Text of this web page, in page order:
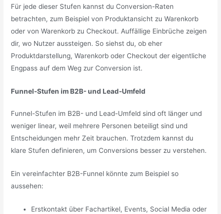
Für jede dieser Stufen kannst du Conversion-Raten
betrachten, zum Beispiel von Produktansicht zu Warenkorb
oder von Warenkorb zu Checkout. Auffällige Einbrüche zeigen
dir, wo Nutzer aussteigen. So siehst du, ob eher
Produktdarstellung, Warenkorb oder Checkout der eigentliche
Engpass auf dem Weg zur Conversion ist.
Funnel-Stufen im B2B- und Lead-Umfeld
Funnel-Stufen im B2B- und Lead-Umfeld sind oft länger und
weniger linear, weil mehrere Personen beteiligt sind und
Entscheidungen mehr Zeit brauchen. Trotzdem kannst du
klare Stufen definieren, um Conversions besser zu verstehen.
Ein vereinfachter B2B-Funnel könnte zum Beispiel so
aussehen:
Erstkontakt über Fachartikel, Events, Social Media oder